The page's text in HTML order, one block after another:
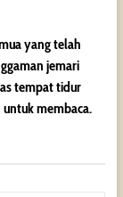
yang telah
jemari
tempat tidur
membaca.